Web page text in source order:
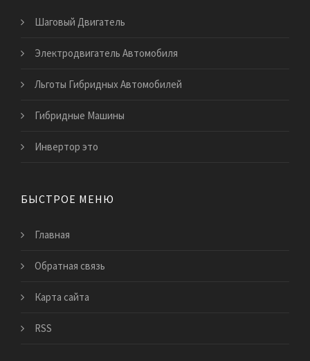
Шаговый Двигатель
Электродвигатель Автомобиля
Льготы Гибридных Автомобилей
Гибридные Машины
Инвертор это
БЫСТРОЕ МЕНЮ
Главная
Обратная связь
Карта сайта
RSS